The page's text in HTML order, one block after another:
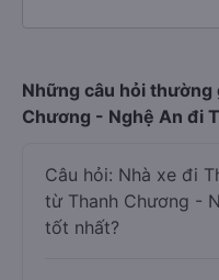
Những câu hỏi
Chương - Nghệ An đi
Câu hỏi: Nhà xe đi
từ Thanh Chương -
tốt nhất?